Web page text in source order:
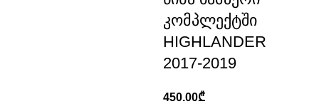
კომპლექტში
HIGHLANDER
2017-2019
450.00₾